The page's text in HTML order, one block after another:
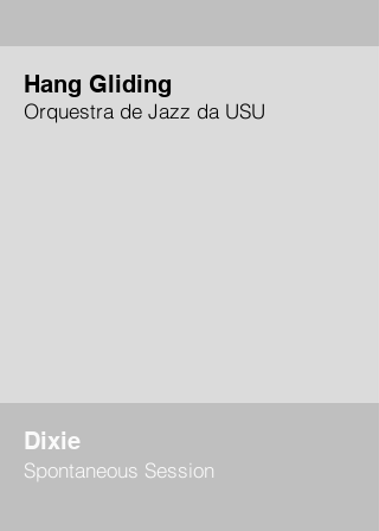
Hang Gliding
Orquestra de Jazz da USU
Dixie
Spontaneous Session